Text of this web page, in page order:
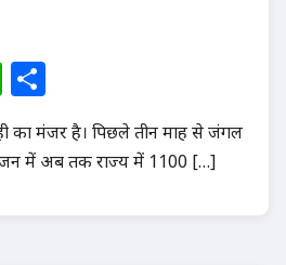
WhatsApp
का मंजर है। पिछले तीन माह से जंगल
में अब तक राज्य में 1100 […]